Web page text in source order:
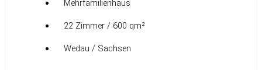
Mehrfamilienhaus
22 Zimmer / 600 qm²
Wedau / Sachsen